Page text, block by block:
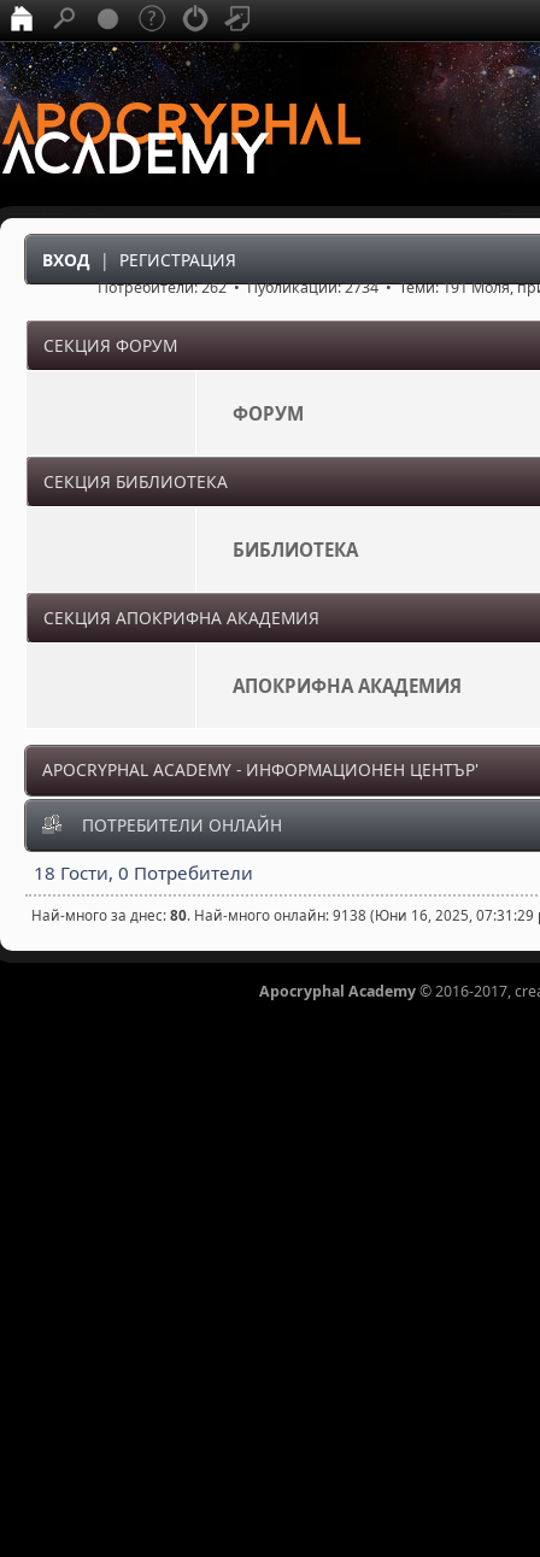
ВХОД | РЕГИСТРАЦИЯ
Потребители: 262 • Публикации: 2734 • Теми: 191 Моля,
СЕКЦИЯ ФОРУМ
ФОРУМ
СЕКЦИЯ БИБЛИОТЕКА
БИБЛИОТЕКА
СЕКЦИЯ АПОКРИФНА АКАДЕМИЯ
АПОКРИФНА АКАДЕМИЯ
APOCRYPHAL ACADEMY - ИНФОРМАЦИОНЕН ЦЕНТЪР'
ПОТРЕБИТЕЛИ ОНЛАЙН
18 Гости, 0 Потребители
Най-много за днес:80. Най-много онлайн: 9138 (Юни 16, 2025, 07:31:29
Apocryphal Academy© 2016-2017,